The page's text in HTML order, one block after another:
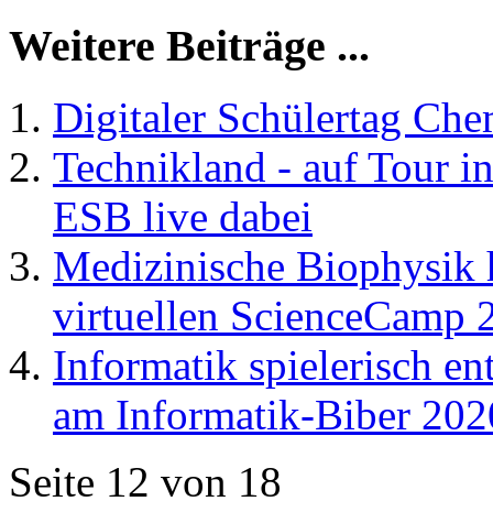
Weitere Beiträge ...
Digitaler Schülertag
Technikland - auf Tour
ESB live dabei
Medizinische Biophysik
virtuellen ScienceCamp
Informatik spielerisch
am Informatik-Biber
Seite 12 von 18